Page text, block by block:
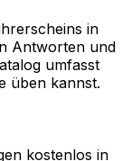
in
Antworten und
umfasst
üben kannst.
kostenlos in